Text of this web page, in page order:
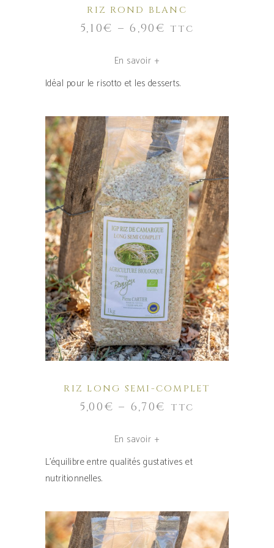
choisies
sur
page
du
RIZ ROND BLANC
5,10€ –6,90€ TTC
En savoir +
Idéal pour le risotto et les desserts.
CHOIX DES OPTIONS
Ce
produit
plusieurs
variations.
Les
options
peuvent
choisies
sur
page
du
RIZ LONG SEMI-COMPLET
5,00€ – 6,70€ TTC
En savoir +
L’équilibre entre qualités gustatives et
nutritionnelles.